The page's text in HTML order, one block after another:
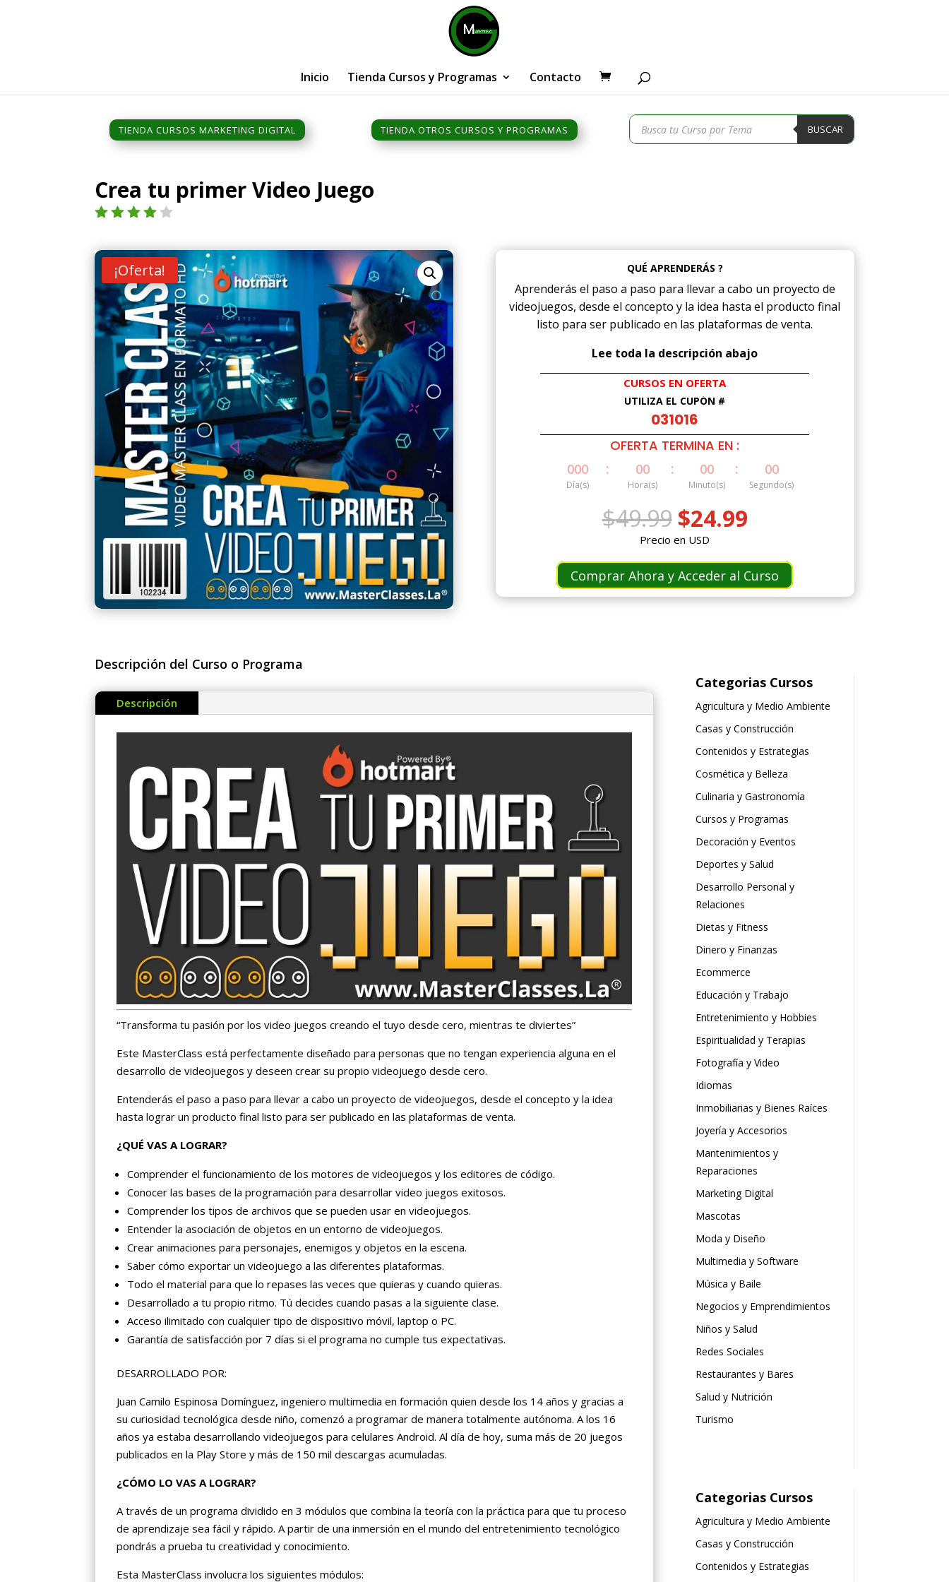
Inicio Tienda Cursos y Programas Contacto
TIENDA CURSOS MARKETING DIGITAL TIENDA OTROS CURSOS Y PROGRAMAS
Búsqueda
de
productos
BUSCAR
Crea tu primer Video Juego
4.00de
5 en
base a
valoraci
ón de
un
cliente
¡Oferta! QUÉ APRENDERÁS ?
Aprenderás el paso a paso para llevar a cabo un proyecto de
videojuegos, desde el concepto y la idea hasta el producto final
listo para ser publicado en las plataformas de venta.
Lee toda la descripción abajo
CURSOS EN OFERTA
UTILIZA EL CUPÓN #
031016
OFERTA TERMINA EN :
000
Día(s)
: 00
Hora(s)
: 00
Minuto(s)
: 00
Segundo(s)
$49.99 El
precio
original
era:
$49.99.
$24.99El
es:
$24.99.
Precio en USD
Comprar Ahora y Acceder al Curso
Descripción del Curso o Programa
Descripción
“Transforma tu pasión por los video juegos creando el tuyo desde cero, mientras te diviertes”
Este MasterClass está perfectamente diseñado para personas que no tengan experiencia alguna en el
desarrollo de videojuegos y deseen crear su propio videojuego desde cero.
Entenderás el paso a paso para llevar a cabo un proyecto de videojuegos, desde el concepto y la idea
hasta lograr un producto final listo para ser publicado en las plataformas de venta.
¿QUÉ VAS A LOGRAR?
Comprender el funcionamiento de los motores de videojuegos y los editores de código.
Conocer las bases de la programación para desarrollar video juegos exitosos.
Comprender los tipos de archivos que se pueden usar en videojuegos.
Entender la asociación de objetos en un entorno de videojuegos.
Crear animaciones para personajes, enemigos y objetos en la escena.
Saber cómo exportar un videojuego a las diferentes plataformas.
Todo el material para que lo repases las veces que quieras y cuando quieras.
Desarrollado a tu propio ritmo. Tú decides cuando pasas a la siguiente clase.
Acceso ilimitado con cualquier tipo de dispositivo móvil, laptop o PC.
Garantía de satisfacción por 7 días si el programa no cumple tus expectativas.
DESARROLLADO POR:
Juan Camilo Espinosa Domínguez, ingeniero multimedia en formación quien desde los 14 años y gracias a
su curiosidad tecnológica desde niño, comenzó a programar de manera totalmente autónoma. A los 16
años ya estaba desarrollando videojuegos para celulares Android. Al día de hoy, suma más de 20 juegos
publicados en la Play Store y más de 150 mil descargas acumuladas.
¿CÓMO LO VAS A LOGRAR?
A través de un programa dividido en 3 módulos que combina la teoría con la práctica para que tu proceso
de aprendizaje sea fácil y rápido. A partir de una inmersión en el mundo del entretenimiento tecnológico
pondrás a prueba tu creatividad y conocimiento.
Esta MasterClass involucra los siguientes módulos:
Categorias Cursos
Agricultura y Medio Ambiente
Casas y Construcción
Contenidos y Estrategias
Cosmética y Belleza
Culinaria y Gastronomía
Cursos y Programas
Decoración y Eventos
Deportes y Salud
Desarrollo Personal y
Relaciones
Dietas y Fitness
Dinero y Finanzas
Ecommerce
Educación y Trabajo
Entretenimiento y Hobbies
Espiritualidad y Terapias
Fotografía y Video
Idiomas
Inmobiliarias y Bienes Raíces
Joyería y Accesorios
Mantenimientos y
Reparaciones
Marketing Digital
Mascotas
Moda y Diseño
Multimedia y Software
Música y Baile
Negocios y Emprendimientos
Niños y Salud
Redes Sociales
Restaurantes y Bares
Salud y Nutrición
Turismo
Categorias Cursos
Agricultura y Medio Ambiente
Casas y Construcción
Contenidos y Estrategias